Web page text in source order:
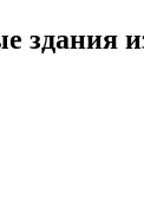
здания